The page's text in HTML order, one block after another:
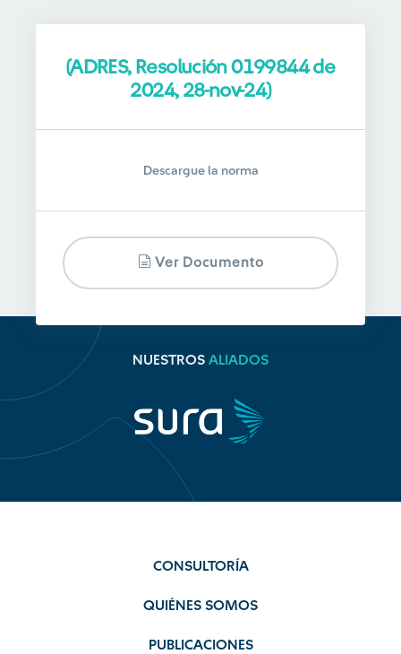
(ADRES, Resolución 0199844 de
2024, 28-nov-24)
Descargue la norma
Ver Documento
NUESTROS ALIADOS
CONSULTORÍA
QUIÉNES SOMOS
PUBLICACIONES